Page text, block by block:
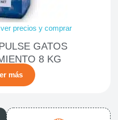
precios y comprar
GATOS
8 KG
más